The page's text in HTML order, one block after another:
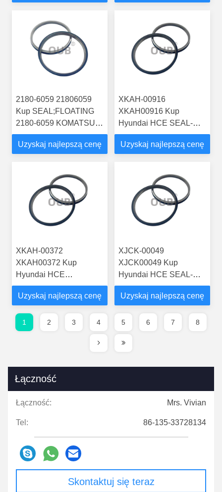
rynku wtórnym z
dostawą R180LC7,
R250LC7
R210NLC7, R250LC7
2180-6059 21806059
Kup SEAL;FLOATING
2180-6059 KOMATSU
oryginalne, nowe części
ciągnika z dostawą
Uzyskaj najlepszą cenę
XKAH-00916
XKAH00916 Kup
Hyundai HCE SEAL-
FLOATING XKAH-
00916 oryginalne, nowe
R260LC9S,
RB260LC9S
Uzyskaj najlepszą cenę
XKAH-00372
XKAH00372 Kup
Hyundai HCE
FLOATING SEAL KIT
XKAH-00372
ciągnika z dostawą
R210NLC7 R250LC7
Uzyskaj najlepszą cenę
XJCK-00049
XJCK00049 Kup
Hyundai HCE SEAL-
FLOATING XJCK-00049
oryginalne, nowe części
R290LC9 R305LC7
Uzyskaj najlepszą cenę
1 2 3 4 5 6 7 8
Łączność
Łączność: Mrs. Vivian
Tel: 86-135-33728134
Skontaktuj się teraz